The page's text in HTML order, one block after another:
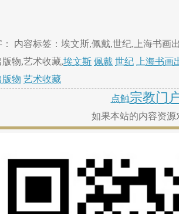
： 内容标签：埃文斯,佩戴,世纪,上海书画
物,艺术收藏,埃文斯 佩戴 世纪 上海书画
版物 艺术收藏
点触宗教门
如果本站的内容资源